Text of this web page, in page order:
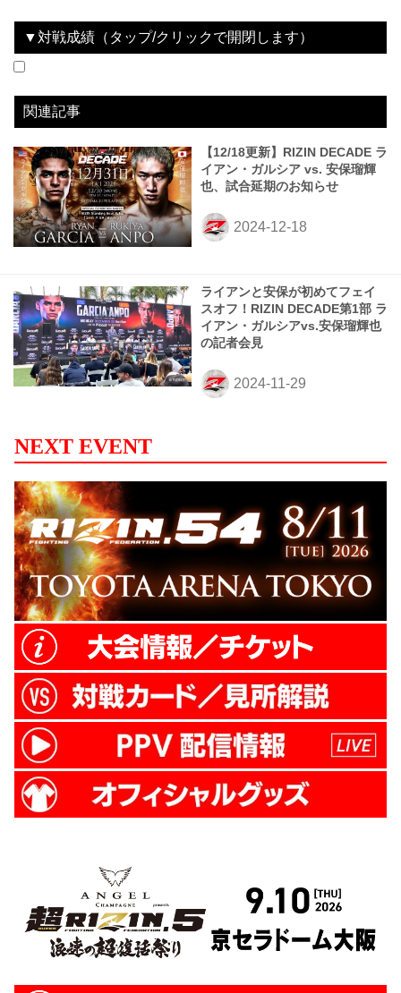
▼対戦成績（タップ/クリックで開閉します）
関連記事
【12/18更新】RIZIN DECADE ラ
イアン・ガルシア vs. 安保瑠輝
也、試合延期のお知らせ
ライアンと安保が初めてフェイ
スオフ！RIZIN DECADE第1部 ラ
イアン・ガルシアvs.安保瑠輝也
の記者会見
NEXT EVENT